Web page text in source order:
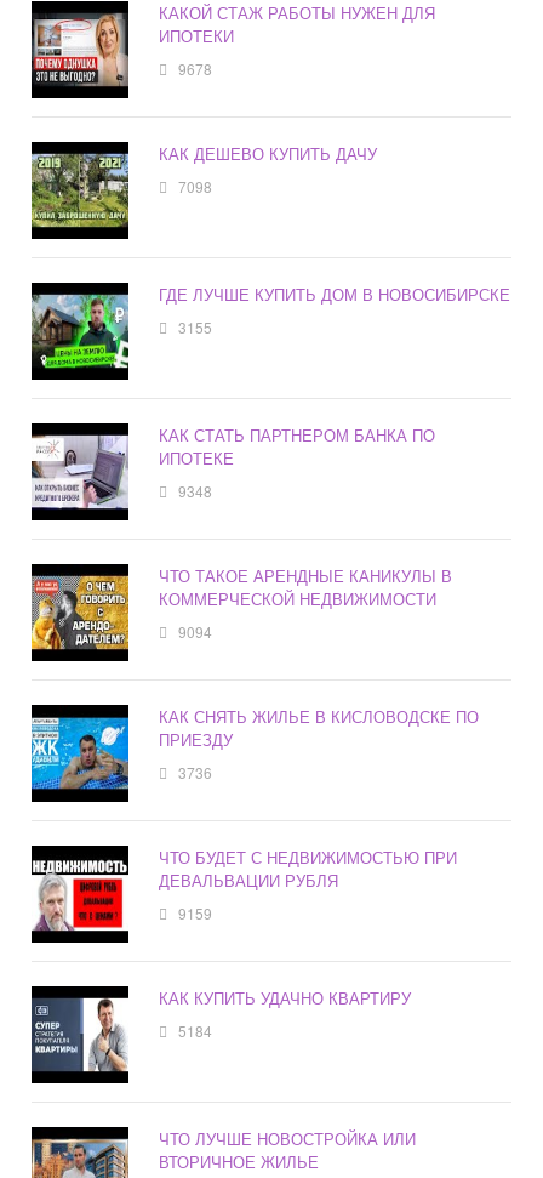
КАКОЙ СТАЖ РАБОТЫ НУЖЕН ДЛЯ
ИПОТЕКИ
9678
КАК ДЕШЕВО КУПИТЬ ДАЧУ
7098
ГДЕ ЛУЧШЕ КУПИТЬ ДОМ В НОВОСИБИРСКЕ
3155
КАК СТАТЬ ПАРТНЕРОМ БАНКА ПО
ИПОТЕКЕ
9348
ЧТО ТАКОЕ АРЕНДНЫЕ КАНИКУЛЫ В
КОММЕРЧЕСКОЙ НЕДВИЖИМОСТИ
9094
КАК СНЯТЬ ЖИЛЬЕ В КИСЛОВОДСКЕ ПО
ПРИЕЗДУ
3736
ЧТО БУДЕТ С НЕДВИЖИМОСТЬЮ ПРИ
ДЕВАЛЬВАЦИИ РУБЛЯ
9159
КАК КУПИТЬ УДАЧНО КВАРТИРУ
5184
ЧТО ЛУЧШЕ НОВОСТРОЙКА ИЛИ
ВТОРИЧНОЕ ЖИЛЬЕ